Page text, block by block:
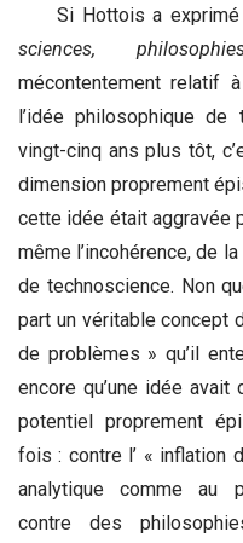
Si Hottois a exprimé
sciences,
mécontentement relatif
l’idée philosophique
vingt-cinq ans plus tôt,
dimension proprement
cette idée était aggravée
même l’incohérence, de
de technoscience. Non
part un véritable concept
de problèmes » qu’il
encore qu’une idée
potentiel proprement
fois : contre l’ « inflation
analytique comme au
contre des